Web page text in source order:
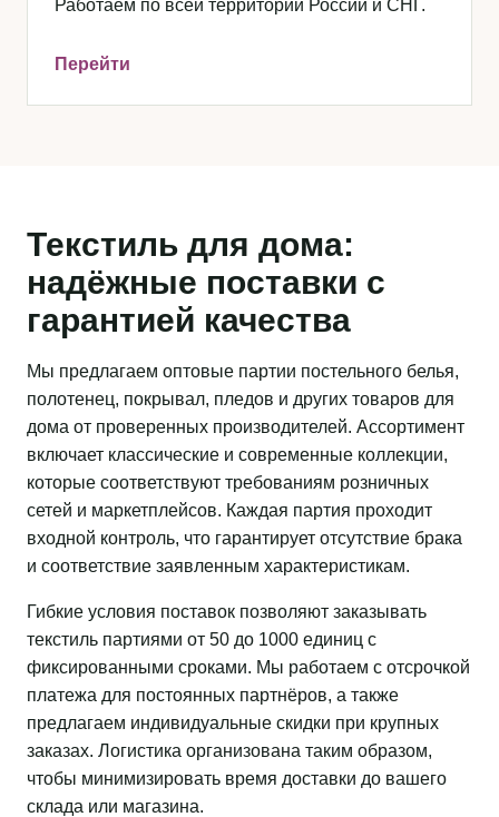
Работаем по всей территории России и СНГ.
Перейти
Текстиль для дома:
надёжные поставки с
гарантией качества
Мы предлагаем оптовые партии постельного белья,
полотенец, покрывал, пледов и других товаров для
дома от проверенных производителей. Ассортимент
включает классические и современные коллекции,
которые соответствуют требованиям розничных
сетей и маркетплейсов. Каждая партия проходит
входной контроль, что гарантирует отсутствие брака
и соответствие заявленным характеристикам.
Гибкие условия поставок позволяют заказывать
текстиль партиями от 50 до 1000 единиц с
фиксированными сроками. Мы работаем с отсрочкой
платежа для постоянных партнёров, а также
предлагаем индивидуальные скидки при крупных
заказах. Логистика организована таким образом,
чтобы минимизировать время доставки до вашего
склада или магазина.